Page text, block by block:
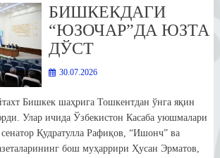
БИШКЕКДАГИ
“ЮЗОЧАР”ДА ЮЗТА
ДЎСТ
30.07.2026
Бишкек шаҳрига Тошкентдан ўнга яқин
Улар ичида Ўзбекистон Касаба уюшмалари
Қудратулла Рафиқов, “Ишонч” ва
бош муҳаррири Ҳусан Эрматов,